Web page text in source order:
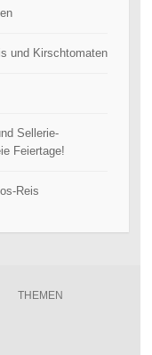
und Kirschtomaten
Sellerie-
Feiertage!
Reis
THEMEN